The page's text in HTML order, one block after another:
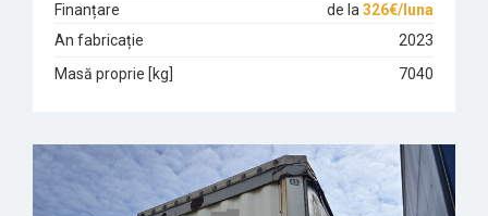
Finanțare
de la 326€/luna
An fabricație
2023
Masă proprie [kg]
7040